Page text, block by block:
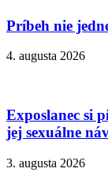
Príbeh nie
4. augusta 2026
Exposlanec si
jej sexuálne
3. augusta 2026